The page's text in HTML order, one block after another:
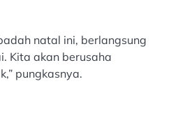
natal ini, berlangsung
Kita akan berusaha
pungkasnya.